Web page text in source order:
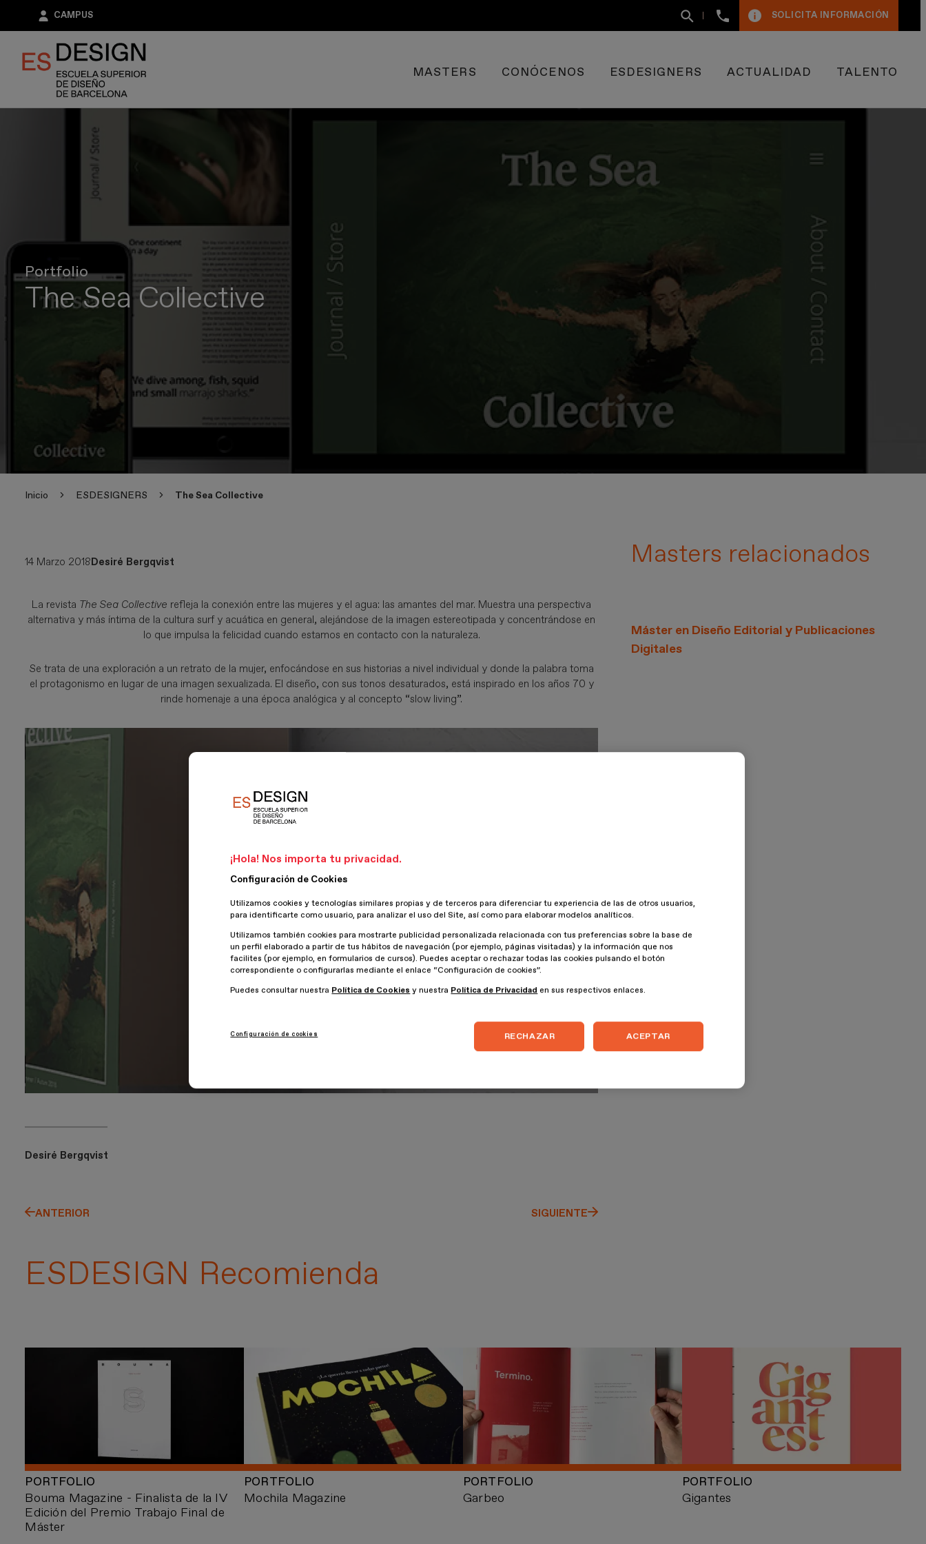
principal
CAMPUS +34
93
SOLICITA INFORMACIÓN
MASTERS CONÓCENOS ESDESIGNERS ACTUALIDAD TALENTO
Portfolio
The Sea Collective
Inicio ESDESIGNERS The Sea Collective
14 Marzo 2018Desiré Bergqvist
La revista The Sea Collective refleja la conexión entre las mujeres y el agua: las amantes del mar. Muestra una perspectiva
alternativa y más íntima de la cultura surf y acuática en general, alejándose de la imagen estereotipada y concentrándose en
lo que impulsa la felicidad cuando estamos en contacto con la naturaleza.
Se trata de una exploración a un retrato de la mujer, enfocándose en sus historias a nivel individual y donde la palabra toma
el protagonismo en lugar de una imagen sexualizada. El diseño, con sus tonos desaturados, está inspirado en los años 70 y
rinde homenaje a una época analógica y al concepto “slow living”.
Desiré Bergqvist
ANTERIOR SIGUIENTE
Masters relacionados
Máster en Diseño Editorial y Publicaciones
Digitales
ESDESIGN Recomienda
Bouma Magazine - Finalista de la IV
Edición del Premio Trabajo Final de
Máster
PORTFOLIO
Mochila Magazine
PORTFOLIO
Garbeo
PORTFOLIO
Gigantes
PORTFOLIO
¡Hola! Nos importa tu privacidad.
Configuración de Cookies
Utilizamos cookies y tecnologías similares propias y de terceros para diferenciar tu experiencia de las de otros usuarios,
para identificarte como usuario, para analizar el uso del Site, así como para elaborar modelos analíticos.
Utilizamos también cookies para mostrarte publicidad personalizada relacionada con tus preferencias sobre la base de
un perfil elaborado a partir de tus hábitos de navegación (por ejemplo, páginas visitadas) y la información que nos
facilites (por ejemplo, en formularios de cursos). Puedes aceptar o rechazar todas las cookies pulsando el botón
correspondiente o configurarlas mediante el enlace “Configuración de cookies”.
Puedes consultar nuestra Política de Cookies y nuestra Política de Privacidad en sus respectivos enlaces.
Configuración de cookies RECHAZAR ACEPTAR